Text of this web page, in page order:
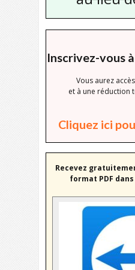
Inscrivez-vous
Vous aurez
et à une réduction
Cliquez ici
Recevez
format PDF